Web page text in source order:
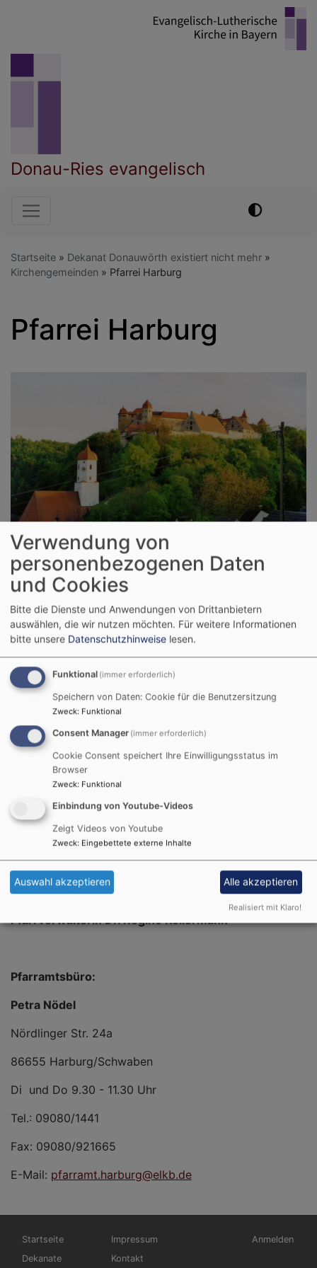
Donau-Ries evangelisch
Hauptnavigation
Startseite
Dekanat Donauwörth existiert nicht mehr
Kirchengemeinden
Pfarrei Harburg
Pfarrei Harburg
Bildrechte St. Barbara Harburg
St. Lorenz Schaffhausen
Die Pfarrei Harburg besteht aus den
Kirchengemeinden
Harburg; Kirche St. Barbara
Schaffhausen, Kirche St. Lorenz
Pfarrverwalterin Dr. Regine Kellermann
Pfarramtsbüro:
Petra Nödel
Nördlinger Str. 24a
86655 Harburg/Schwaben
Di und Do 9.30 - 11.30 Uhr
Tel.: 09080/1441
Fax: 09080/921665
E-Mail: pfarramt.harburg@elkb.de
Hauptnavigation
Startseite
Dekanate
Fußbereichsmenü
Impressum
Kontakt
Anmelden
Verwendung von
personenbezogenen Daten
und Cookies
Bitte die Dienste und Anwendungen von Drittanbietern
auswählen, die wir nutzen möchten. Für weitere Informationen
bitte unsere Datenschutzhinweise lesen.
Funktional (immer erforderlich)
Speichern von Daten: Cookie für die Benutzersitzung
Zweck: Funktional
Consent Manager (immer erforderlich)
Cookie Consent speichert Ihre Einwilligungsstatus im
Browser
Zweck: Funktional
Einbindung von Youtube-Videos
Zeigt Videos von Youtube
Zweck: Eingebettete externe Inhalte
Auswahl akzeptieren Alle akzeptieren
Realisiert mit Klaro!